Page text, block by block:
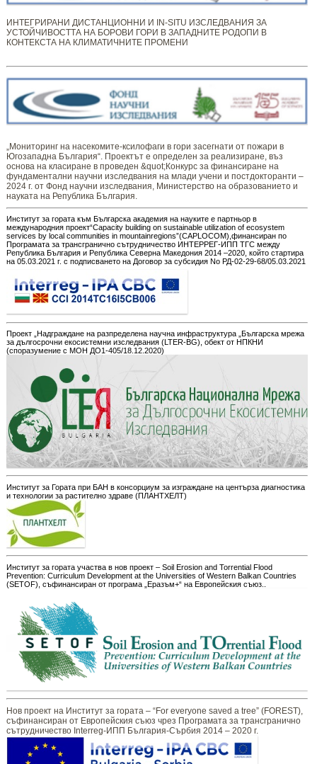
ИНТЕГРИРАНИ ДИСТАНЦИОННИ И IN-SITU ИЗСЛЕДВАНИЯ ЗА
УСТОЙЧИВОСТТА НА БОРОВИ ГОРИ В ЗАПАДНИТЕ РОДОПИ В
КОНТЕКСТА НА КЛИМАТИЧНИТЕ ПРОМЕНИ
„Мониторинг ​​​на ​​насекомите-ксилофаги в гори засегнати от пожари в
Югозападна България“. Проектът е определен за реализиране, въз
основа на класиране в проведен &quot;Конкурс за финансиране на
фундаментални научни изследвания на млади учени и постдокторанти –
2024 г. от Фонд научни изследвания, Министерство на образованието и
науката на Република България.
Институт за гората към Българска академия на науките е партньор в
международния проект“Capacity building on sustainable utilization of ecosystem
services by local communities in mountainregions”(CAPLOCOM),финансиран по
Програмата за трансгранично сътрудничество ИНТЕРРЕГ-ИПП ТГС между
Република България и Република Северна Македония 2014 –2020, който стартира
на 05.03.2021 г. с подписването на Договор за субсидия No РД-02-29-68/05.03.2021
Проект „Надграждане на разпределена научна инфраструктура „Българска мрежа
за дългосрочни екосистемни изследвания (LTER-BG), обект от НПКНИ
(споразумение с МОН ДО1-405/18.12.2020)
Институт за Гората при БАН в консорциум за изграждане на центърза диагностика
и технологии за растително здраве (ПЛАНТХЕЛТ)
Институт за гората участва в нов проект – Soil Erosion and Torrential Flood
Prevention: Curriculum Development at the Universities of Western Balkan Countries
(SETOF), съфинансиран от програма „Еразъм+“ на Европейския съюз..
Нов проект на Институт за гората – “For everyone saved a tree” (FOREST),
съфинансиран от Европейския съюз чрез Програмата за трансгранично
сътрудничество Interreg-ИПП България-Сърбия 2014 – 2020 г.